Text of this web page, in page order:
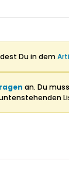
Du in dem
an. Du